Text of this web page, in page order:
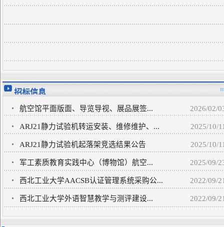
招标信息
航空馆平面版面、导览导视、展品展签... 2026/02/
ARJ21静力试验机转运安装、维修维护、... 2025/10/
ARJ21静力试验机起落架竞选结果公告 2025/10/
军工素质教育实践中心（博物馆）航空... 2025/09/
西北工业大学AACSB认证管理系统采购公... 2022/09/
西北工业大学外语智慧教学与测评建设... 2022/09/